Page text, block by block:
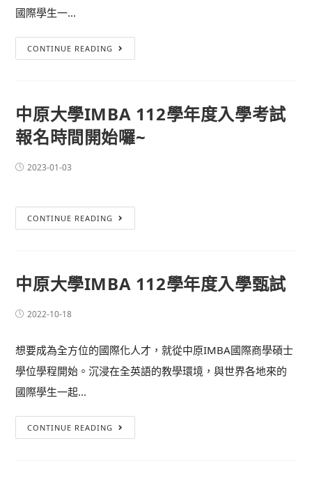
國際學生一...
CONTINUE READING
中原大學IMBA 112學年度入學考試
報名時間開始囉~
2023-01-03
CONTINUE READING
中原大學IMBA 112學年度入學甄試
2022-10-18
想要成為全方位的國際化人才，就從中原IMBA國際商學碩士
學位學程開始。沉浸在全英語的教學環境，與世界各地來的
國際學生一起...
CONTINUE READING